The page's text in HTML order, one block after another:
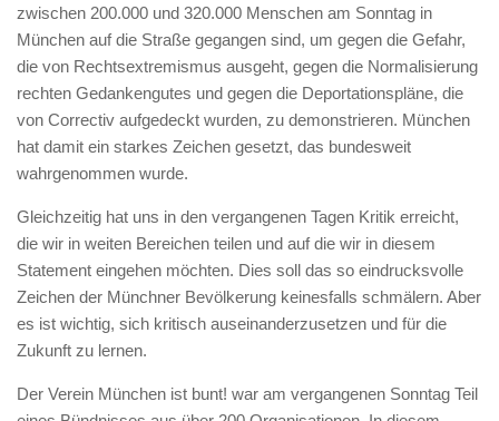
zwischen 200.000 und 320.000 Menschen am Sonntag in
München auf die Straße gegangen sind, um gegen die Gefahr,
die von Rechtsextremismus ausgeht, gegen die Normalisierung
rechten Gedankengutes und gegen die Deportationspläne, die
von Correctiv aufgedeckt wurden, zu demonstrieren. München
hat damit ein starkes Zeichen gesetzt, das bundesweit
wahrgenommen wurde.
Gleichzeitig hat uns in den vergangenen Tagen Kritik erreicht,
die wir in weiten Bereichen teilen und auf die wir in diesem
Statement eingehen möchten. Dies soll das so eindrucksvolle
Zeichen der Münchner Bevölkerung keinesfalls schmälern. Aber
es ist wichtig, sich kritisch auseinanderzusetzen und für die
Zukunft zu lernen.
Der Verein München ist bunt! war am vergangenen Sonntag Teil